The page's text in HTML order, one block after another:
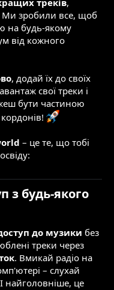
треків,
Ми зробили все, щоб
на будь-якому
від кожного
, додай їх до своїх
свої треки і
бути частиною
– це те, що тобі
з будь-якого
до музики без
треки через
. Вмикай радіо на
– слухай
найголовніше, це